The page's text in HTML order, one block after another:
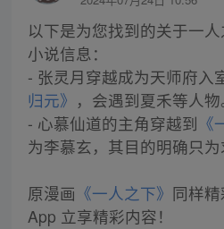
以下是为您找到的关于一
小说信息：
- 张灵月穿越成为天师府入
归元》 ，会遇到夏禾等人物
- 心慕仙道的主角穿越到 《
为李慕玄，其目的明确只为
原漫画 《一人之下》 同样
App 立享精彩内容！